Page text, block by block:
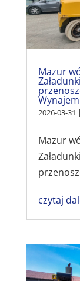
Mazur
2026-03-31 |
Mazur
czytaj